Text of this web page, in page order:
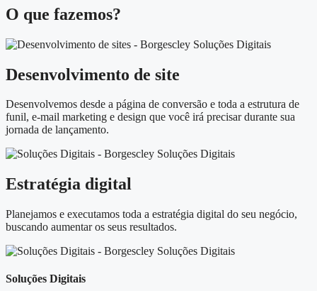
O que fazemos?
Desenvolvimento de site
Desenvolvemos desde a página de conversão e toda a estrutura de
funil, e-mail marketing e design que você irá precisar durante sua
jornada de lançamento.
Estratégia digital
Planejamos e executamos toda a estratégia digital do seu negócio,
buscando aumentar os seus resultados.​
Soluções Digitais